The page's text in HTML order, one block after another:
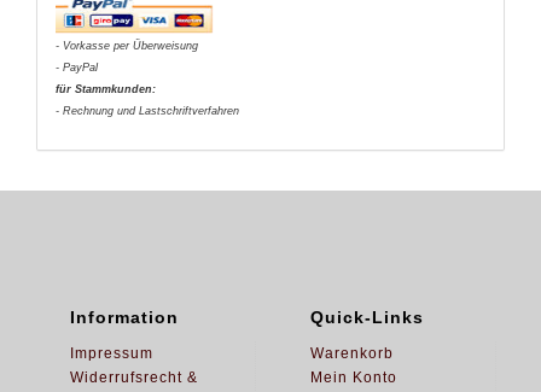
- Vorkasse per Überweisung
- PayPal
für Stammkunden:
- Rechnung und Lastschriftverfahren
Information
Impressum
Widerrufsrecht &
Quick-Links
Warenkorb
Mein Konto